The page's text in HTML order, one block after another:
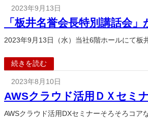
2023年9月13日
「板井名誉会長特別講話会
2023年9月13日（水）当社6階ホールにて板
続きを読む
2023年8月10日
AWSクラウド活用ＤＸセミ
AWSクラウド活用DXセミナーそろそろコ